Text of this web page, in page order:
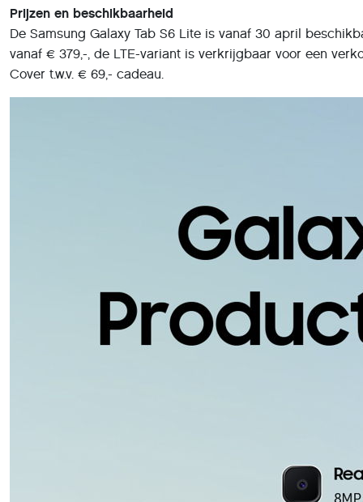
Prijzen en beschikbaarheid
De Samsung Galaxy Tab S6 Lite is vanaf 30 april
vanaf € 379,-, de LTE-variant is verkrijgbaar voor een
Cover t.w.v. € 69,- cadeau.